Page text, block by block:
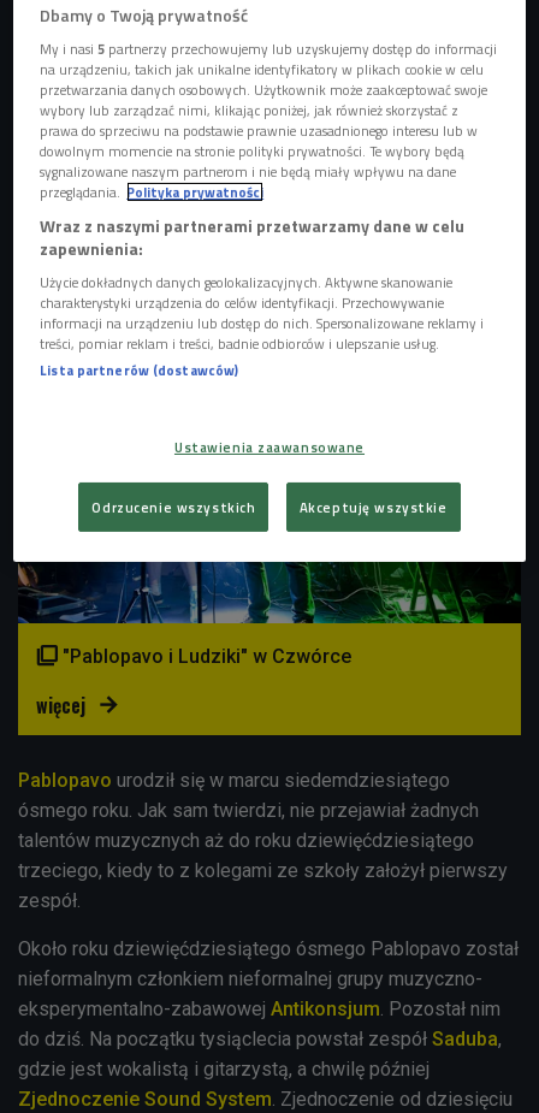
Pablopavo i Ludziki Foto: Wojciech Adam Jurzyk
GALERIA
 "Pablopavo i Ludziki" w Czwórce
więcej 
Pablopavo urodził się w marcu siedemdziesiątego
ósmego roku. Jak sam twierdzi, nie przejawiał żadnych
talentów muzycznych aż do roku dziewięćdziesiątego
trzeciego, kiedy to z kolegami ze szkoły założył pierwszy
zespół.
Około roku dziewięćdziesiątego ósmego Pablopavo został
nieformalnym członkiem nieformalnej grupy muzyczno-
eksperymentalno-zabawowej Antikonsjum. Pozostał nim
do dziś. Na początku tysiąclecia powstał zespół Saduba,
gdzie jest wokalistą i gitarzystą, a chwilę później
Zjednoczenie Sound System. Zjednoczenie od dziesięciu
Dbamy o Twoją prywatność
My i nasi5 partnerzy przechowujemy lub uzyskujemy dostęp do informacji
na urządzeniu, takich jak unikalne identyfikatory w plikach cookie w celu
przetwarzania danych osobowych. Użytkownik może zaakceptować swoje
wybory lub zarządzać nimi, klikając poniżej, jak również skorzystać z
prawa do sprzeciwu na podstawie prawnie uzasadnionego interesu lub w
dowolnym momencie na stronie polityki prywatności. Te wybory będą
sygnalizowane naszym partnerom i nie będą miały wpływu na dane
przeglądania. Polityka prywatności
Wraz z naszymi partnerami przetwarzamy dane w celu
zapewnienia:
Użycie dokładnych danych geolokalizacyjnych. Aktywne skanowanie
charakterystyki urządzenia do celów identyfikacji. Przechowywanie
informacji na urządzeniu lub dostęp do nich. Spersonalizowane reklamy i
treści, pomiar reklam i treści, badnie odbiorców i ulepszanie usług.
Lista partnerów (dostawców)
Ustawienia zaawansowane
Odrzucenie wszystkich Akceptuję wszystkie